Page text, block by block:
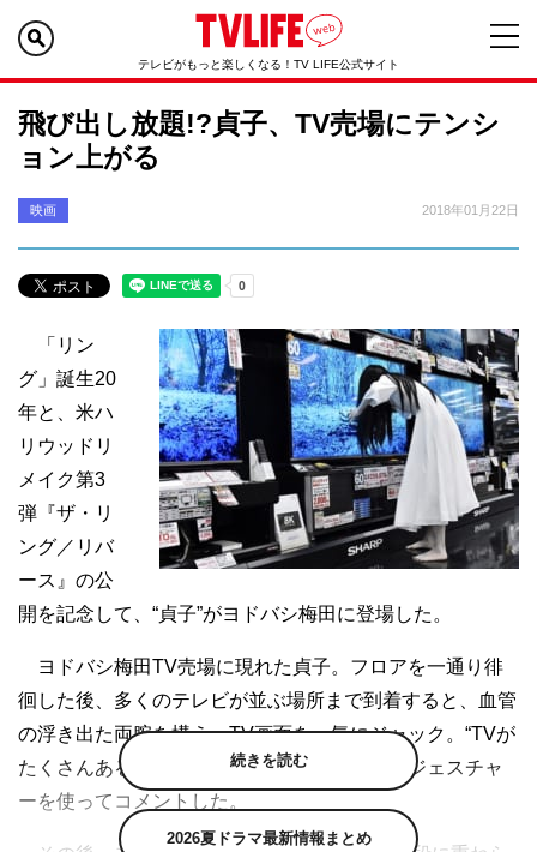
テレビがもっと楽しくなる！TV LIFE公式サイト
飛び出し放題!?貞子、TV売場にテンシ
ョン上がる
映画 2018年01月22日
「リン
グ」誕生20
年と、米ハ
リウッドリ
メイク第3
弾『ザ・リ
ング／リバ
ース』の公
開を記念して、“貞子”がヨドバシ梅田に登場した。
ヨドバシ梅田TV売場に現れた貞子。フロアを一通り徘
徊した後、多くのテレビが並ぶ場所まで到着すると、血管
の浮き出た両腕を構え、TV画面を一気にジャック。“TVが
たくさんあるので飛び出し放題で天国だ！”とジェスチャ
ーを使ってコメントした。
続きを読む
2026夏ドラマ最新情報まとめ